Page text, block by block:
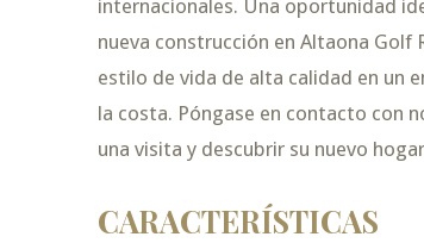
internacionales. Una oportunidad
nueva construcción en Altaona
estilo de vida de alta calidad en un
la costa. Póngase en contacto con
una visita y descubrir su nuevo
CARACTERÍSTICAS